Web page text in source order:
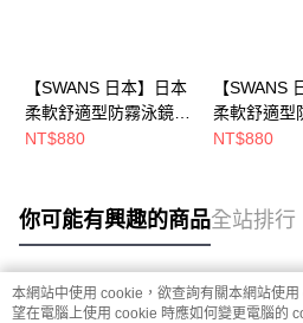
【SWANS 日本】日本
柔軟舒適型防霧泳鏡
(SWB-1 藍/抗UV/游泳/
NT$880
【SWANS
柔軟舒適型
(SWB-1 粉
NT$880
你可能有興趣的商品全站排行
熱門標籤
本網站中使用 cookie，欲查詢有關本網站使
望在電腦上使用 cookie 時應如何變更電腦的